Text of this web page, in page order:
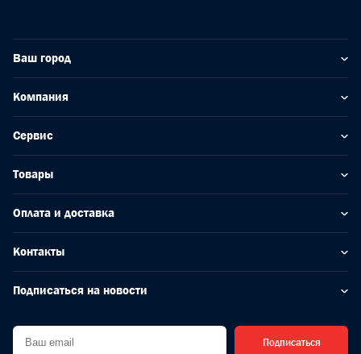
Ваш город
Компания
Сервис
Товары
Оплата и доставка
Контакты
Подписаться на новости
Подписаться